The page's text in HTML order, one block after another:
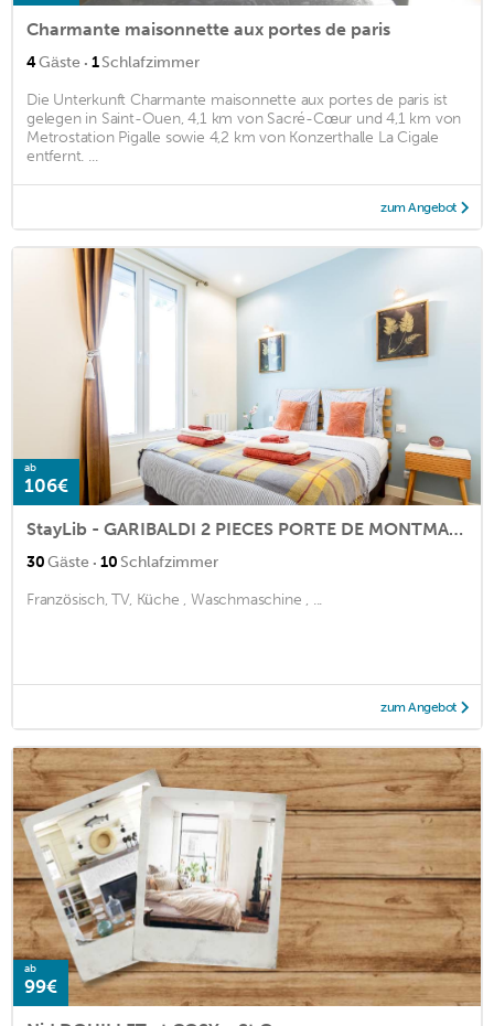
Charmante maisonnette aux portes de paris
4Gäste · 1Schlafzimmer
Die Unterkunft Charmante maisonnette aux portes de paris ist
gelegen in Saint-Ouen, 4,1 km von Sacré-Cœur und 4,1 km von
Metrostation Pigalle sowie 4,2 km von Konzerthalle La Cigale
entfernt. ...
zum Angebot
ab
106€
StayLib - GARIBALDI 2 PIECES PORTE DE MONTMARTRE
30Gäste · 10 Schlafzimmer
Französisch, TV, Küche , Waschmaschine , ...
zum Angebot
ab
99€